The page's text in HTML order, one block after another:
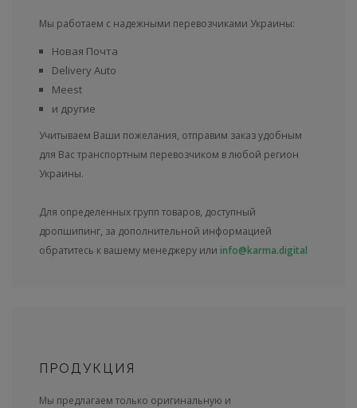
Мы работаем с надежными перевозчиками Украины:
Новая Почта
Delivery Auto
Meest
и другие
Учитываем Ваши пожелания, отправим заказ удобным
для Вас транспортным перевозчиком в любой регион
Украины.
Для определенных групп товаров, доступный
дропшипинг, за дополнительной информацией
обратитесь к вашему менеджеру или info@karma.digital
ПРОДУКЦИЯ
Мы предлагаем только оригинальную и